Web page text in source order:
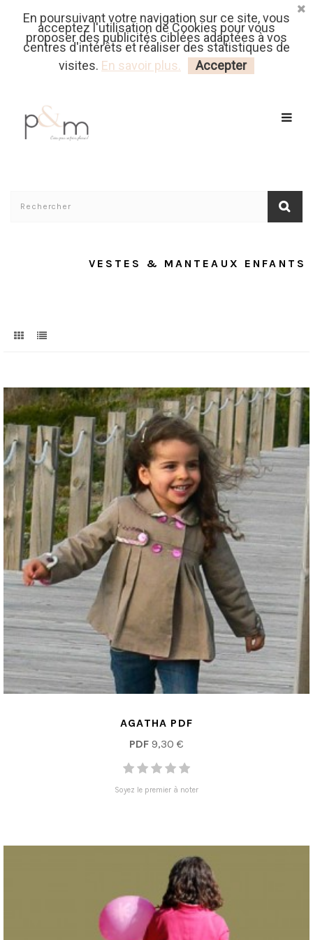
Fr| En Euro | USD
MON PANIER CONNECTEZ-VOUS
VESTES & MANTEAUX ENFANTS
AGATHA PDF
PDF 9,30 €
Soyez le premier à noter
En poursuivant votre navigation sur ce site, vous
acceptez l'utilisation de Cookies pour vous
proposer des publicités ciblées adaptées à vos
centres d'intérêts et réaliser des statistiques de
visites. En savoir plus. Accepter